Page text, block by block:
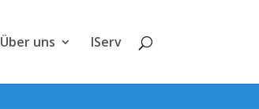
Über uns IServ